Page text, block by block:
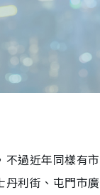
不過近年同樣有
利街、屯門市